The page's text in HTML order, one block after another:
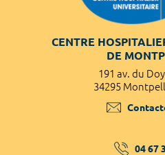
CENTRE
DE
191 av. du
34295
04 67